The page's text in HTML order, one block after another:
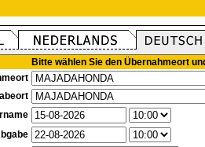
Bitte wählen Sie den Übernahmeort